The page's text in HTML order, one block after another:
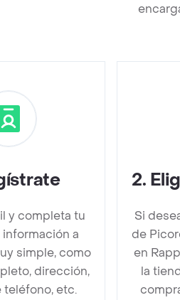
y completa tu
información a
simple, como
dirección,
teléfono, etc.
2.
Si
de
en
la